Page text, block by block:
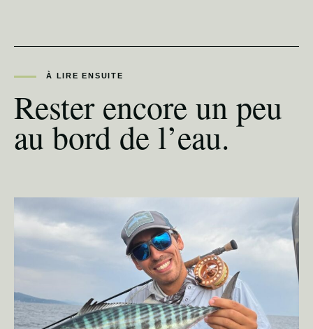
À LIRE ENSUITE
Rester encore un peu
au bord de l’eau.